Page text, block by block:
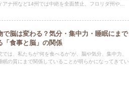
アナ州など14州では中絶を全面禁止、フロリダ州やジ
で脳は変わる？気分・集中力・睡眠にまで
「食事と脳」の関係
では、私たちが“何を食べるか”が、脳や気分、集中力、
眠の質にまで関係していることが明らかになってきてい